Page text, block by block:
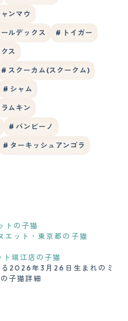
ンマウ
ルデックス # トイガー
ス
# スクーカム(スクークム)
# シャム
ムキン
# バンビーノ
# ターキッシュアンゴラ
トの子猫
エット・東京都の子猫
ト瑞江店の子猫
2026年3月26日生まれのミ
子猫詳細